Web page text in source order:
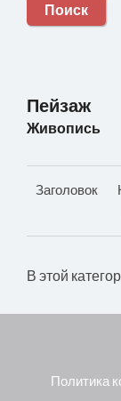
Поиск
Пейзаж
Живопись
Заголовок
В этой
Политика